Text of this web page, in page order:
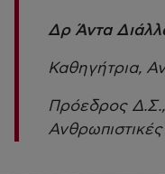
Δρ Άντα
Καθηγήτρια,
Πρόεδρος Δ.Σ.,